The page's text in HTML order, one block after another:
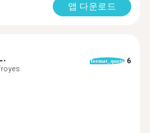
앱 다운로드
format_quote 6